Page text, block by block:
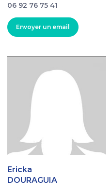
06 92 76 75 41
Envoyer un email
Ericka
DOURAGUIA